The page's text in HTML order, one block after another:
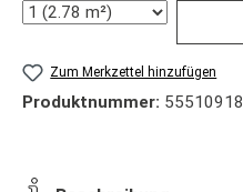
Anzahl
Zum Merkzettel hinzufügen
Produktnummer: 55510918